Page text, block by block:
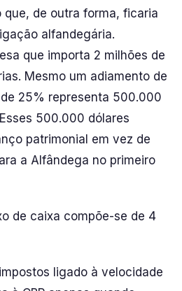
que, de outra forma, ficaria
alfandegária.
que importa 2 milhões de
Mesmo um adiamento de
25% representa 500.000
500.000 dólares
patrimonial em vez de
a Alfândega no primeiro
de caixa compõe-se de 4
ligado à velocidade